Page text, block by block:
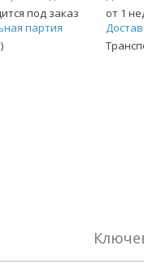
под заказ
от 1
партия